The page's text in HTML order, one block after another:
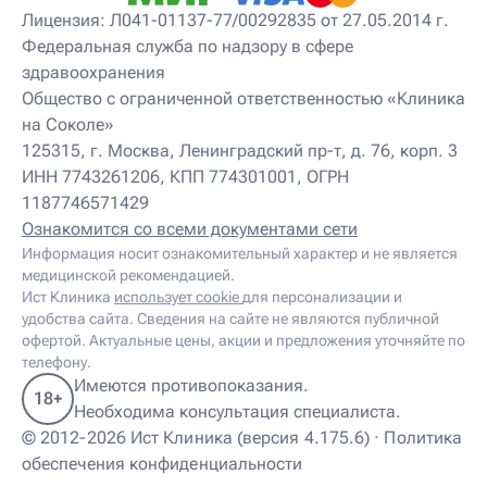
Детский нейропсихолог
Детский нутрициолог
Детский ортопед
Детский остеопат
Детский отоневролог
Детский подиатр
Детский психолог
Детский психотерапевт
Детский реабилитолог
Детский ревматолог
Детский рефлексотерапевт
Детский сомнолог
Детский спортивный врач
Детский травматолог
Детский травматолог-ортопед
Детский физиотерапевт
Детский эндокринолог
Диабетолог
Диетолог
И
Иглорефлексотерапевт
Лицензия: Л041-01137-77/00292835 от 27.05.2014 г.
Федеральная служба по надзору в сфере
здравоохранения
Общество с ограниченной ответственностью «Клиника
на Соколе»
125315, г. Москва, Ленинградский пр-т, д. 76, корп. 3
ИНН 7743261206, КПП 774301001, ОГРН
1187746571429
Ознакомится со всеми документами сети
Информация носит ознакомительный характер и не является
медицинской рекомендацией.
Ист Клиника использует cookie для персонализации и
удобства сайта. Сведения на сайте не являются публичной
офертой. Актуальные цены, акции и предложения уточняйте по
телефону.
© 2012-2026 Ист Клиника (версия 4.175.6) · Политика
обеспечения конфиденциальности
Имеются противопоказания.
Необходима консультация специалиста.
18+